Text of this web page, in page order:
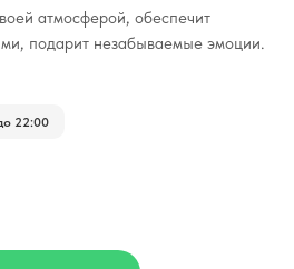
атмосферой, обеспечит
подарит незабываемые эмоции.
22:00